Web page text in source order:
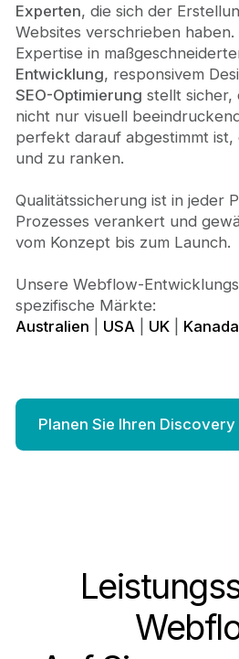
Experten, die sich der
Websites verschrieben
Expertise in
Entwicklung, responsivem
SEO-Optimierung stellt sicher,
nicht nur visuell
perfekt darauf abgestimmt
und zu ranken.
Qualitätssicherung ist in jeder
Prozesses verankert und
vom Konzept bis zum Launch.
Unsere Webflow-
spezifische Märkte:
Australien
USA UK| Kanada
Planen Sie Ihren Discovery